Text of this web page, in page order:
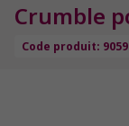
Crumble
Code produit: